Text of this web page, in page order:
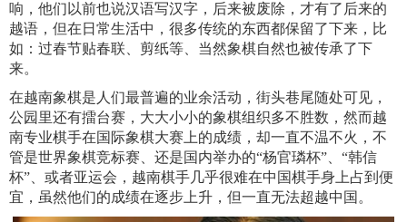
响，他们以前也说汉语写汉字，后来被废除，才有了后来的
越语，但在日常生活中，很多传统的东西都保留了下来，比
如：过春节贴春联、剪纸等、当然象棋自然也被传承了下
来。
在越南象棋是人们最普遍的业余活动，街头巷尾随处可见，
公园里还有擂台赛，大大小小的象棋组织多不胜数，然而越
南专业棋手在国际象棋大赛上的成绩，却一直不温不火，不
管是世界象棋竞标赛、还是国内举办的“杨官璘杯”、“韩信
杯”、或者亚运会，越南棋手几乎很难在中国棋手身上占到便
宜，虽然他们的成绩在逐步上升，但一直无法超越中国。